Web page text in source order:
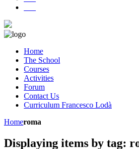
Home
The School
Courses
Activities
Forum
Contact Us
Curriculum Francesco Lodà
Homeroma
Displaying items by tag: